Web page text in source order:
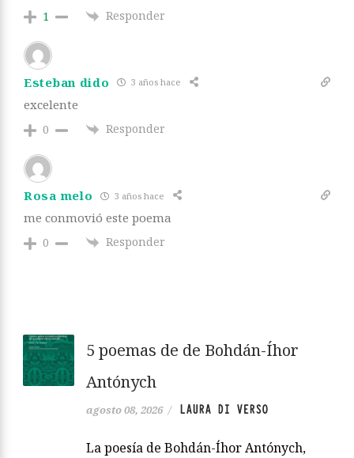
1 Responder
Esteban dido 3 años hace
excelente
0 Responder
Rosa melo 3 años hace
me conmovió este poema
0 Responder
5 poemas de de Bohdán-Íhor
Antónych
agosto 08, 2026 / LAURA DI VERSO
La poesía de Bohdán-Íhor Antónych,